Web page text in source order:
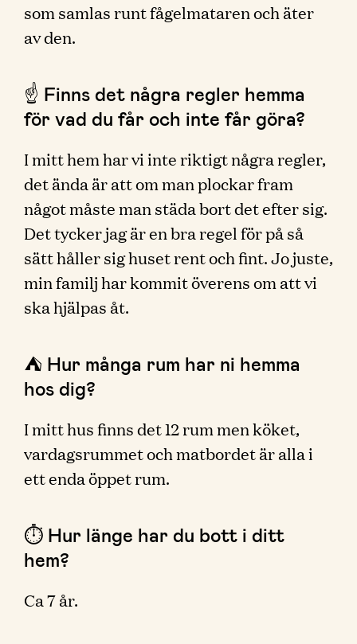
som samlas runt fågelmataren och äter
av den.
☝️ Finns det några regler hemma
för vad du får och inte får göra?
I mitt hem har vi inte riktigt några regler,
det ända är att om man plockar fram
något måste man städa bort det efter sig.
Det tycker jag är en bra regel för på så
sätt håller sig huset rent och fint. Jo juste,
min familj har kommit överens om att vi
ska hjälpas åt.
⛺️ Hur många rum har ni hemma
hos dig?
I mitt hus finns det 12 rum men köket,
vardagsrummet och matbordet är alla i
ett enda öppet rum.
⏱ Hur länge har du bott i ditt
hem?
Ca 7 år.